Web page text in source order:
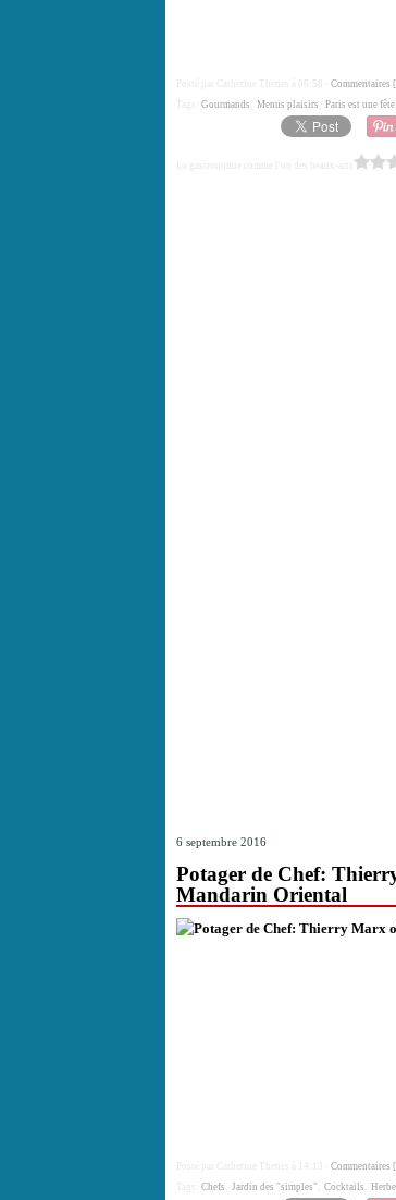
Posté par Catherine Thenes à 06:58 - Commentaires [
Gourmands Menus plaisirs Paris est une fête
La gastronomie comme l'un des beaux-arts
6 septembre 2016
Potager de Chef:
Mandarin Oriental
Posté par Catherine Thenes à 14:13 - Commentaires [
Chefs Jardin des "simples" Cocktails